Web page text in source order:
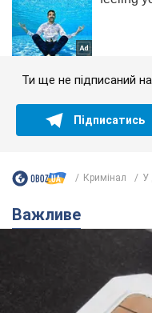
Ти ще не підписаний
Підписатись
Кримінал У
Важливе